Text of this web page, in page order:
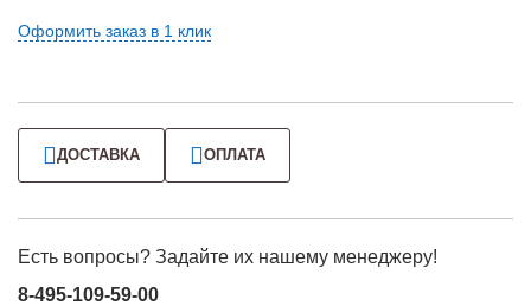
Оформить заказ в 1 клик
ДОСТАВКА ОПЛАТА
Есть вопросы? Задайте их нашему менеджеру!
8-495-109-59-00